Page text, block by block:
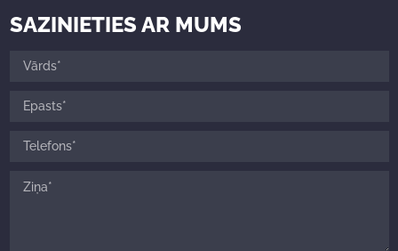
SAZINIETIES AR MUMS